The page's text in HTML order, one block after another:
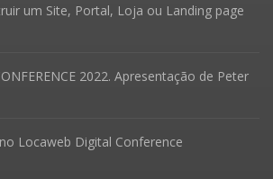
um Site, Portal, Loja ou Landing page
2022. Apresentação de Peter
Locaweb Digital Conference